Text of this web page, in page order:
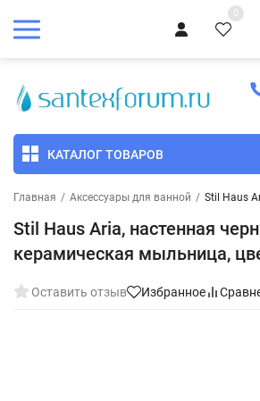
0
КАТАЛОГ ТОВАРОВ
Главная / Аксессуары для ванной / Stil Haus
Stil Haus Aria, настенная
керамическая мыльница,
Оставить отзыв Избранное